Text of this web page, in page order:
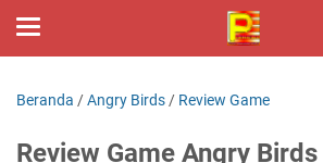
Beranda /Angry Birds / Review Game
Review Game Angry